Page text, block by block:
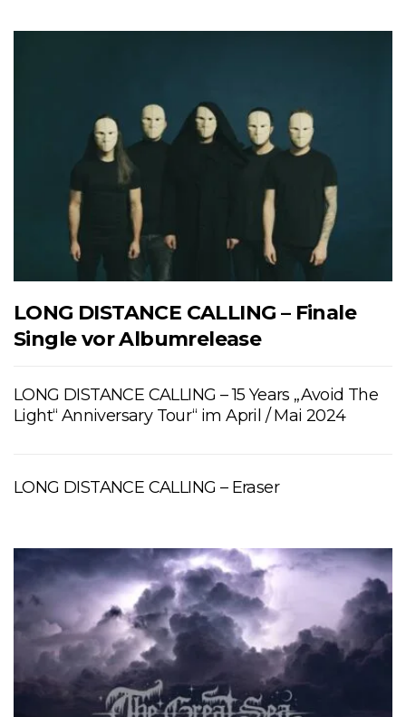
LONG DISTANCE CALLING – Finale
Single vor Albumrelease
LONG DISTANCE CALLING – 15 Years „Avoid The
Light“ Anniversary Tour“ im April / Mai 2024
LONG DISTANCE CALLING – Eraser